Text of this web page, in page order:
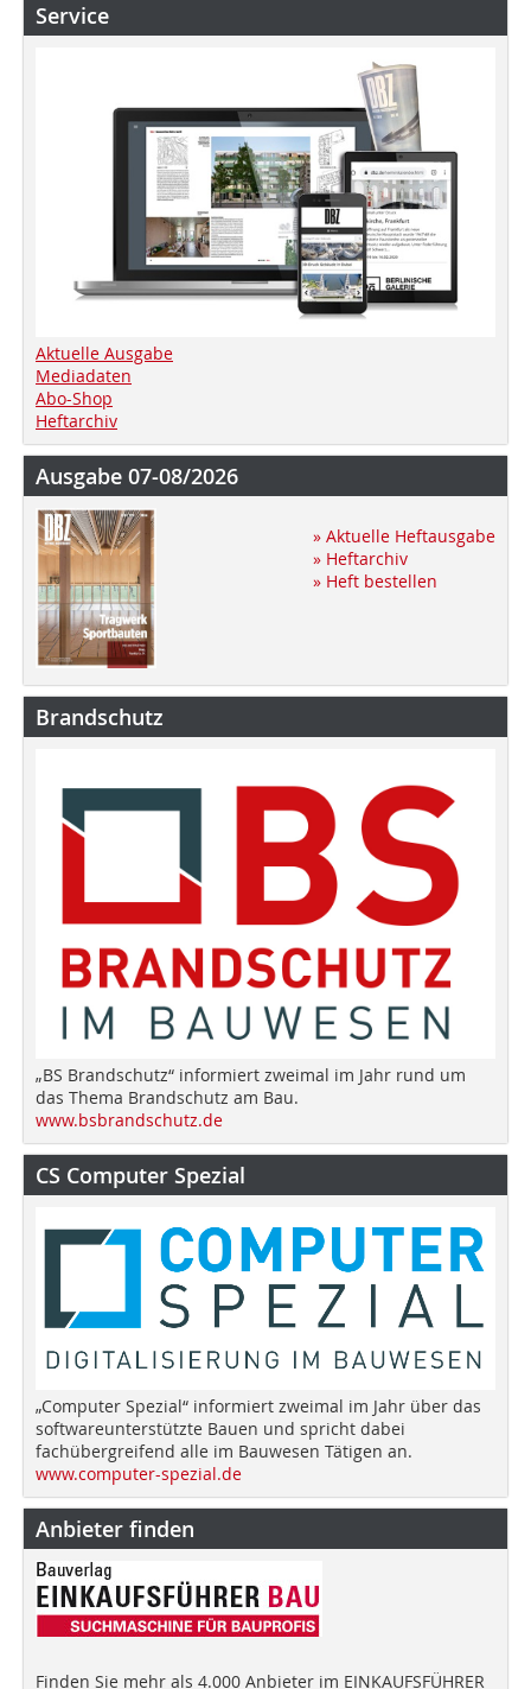
Service
Aktuelle Ausgabe
Mediadaten
Abo-Shop
Heftarchiv
Ausgabe 07-08/2026
» Aktuelle Heftausgabe
» Heftarchiv
» Heft bestellen
Brandschutz
„BS Brandschutz“ informiert zweimal im Jahr rund um
das Thema Brandschutz am Bau.
www.bsbrandschutz.de
CS Computer Spezial
„Computer Spezial“ informiert zweimal im Jahr über das
softwareunterstützte Bauen und spricht dabei
fachübergreifend alle im Bauwesen Tätigen an.
www.computer-spezial.de
Anbieter finden
Finden Sie mehr als 4.000 Anbieter im EINKAUFSFÜHRER